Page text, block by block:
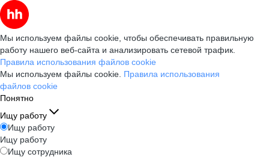
Мы используем файлы cookie, чтобы обеспечивать правильную
работу нашего веб-сайта и анализировать сетевой трафик.
Правила использования файлов cookie
Мы используем файлы cookie. Правила использования
файлов cookie
Понятно
Ищу работу
Ищу работу
Ищу работу
Ищу сотрудника